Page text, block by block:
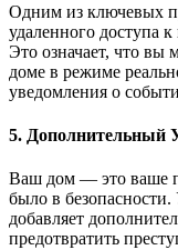
Одним из ключевых
удаленного доступа
Это означает, что вы
доме в режиме
уведомления о
5. Дополнительный
Ваш дом — это ваше
было в
добавляет
предотвратить